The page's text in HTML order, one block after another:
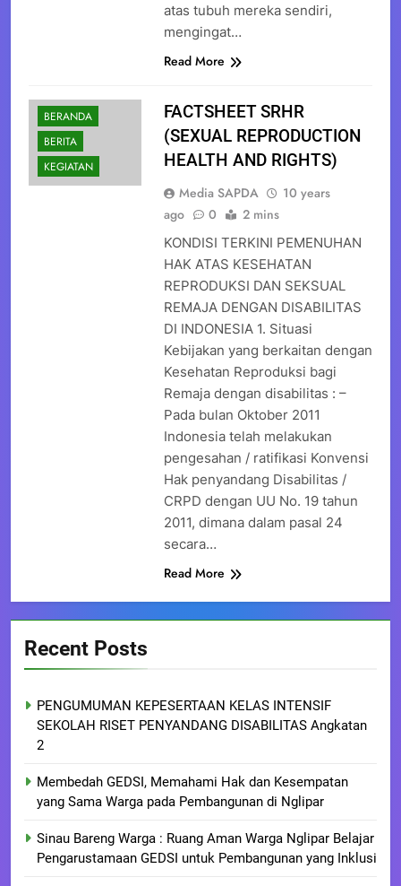
atas tubuh mereka sendiri,
mengingat…
Read More
BERANDA
BERITA
KEGIATAN
FACTSHEET SRHR
(SEXUAL REPRODUCTION
HEALTH AND RIGHTS)
Media SAPDA
10 years
ago
0 2 mins
KONDISI TERKINI PEMENUHAN
HAK ATAS KESEHATAN
REPRODUKSI DAN SEKSUAL
REMAJA DENGAN DISABILITAS
DI INDONESIA 1. Situasi
Kebijakan yang berkaitan dengan
Kesehatan Reproduksi bagi
Remaja dengan disabilitas : –
Pada bulan Oktober 2011
Indonesia telah melakukan
pengesahan / ratifikasi Konvensi
Hak penyandang Disabilitas /
CRPD dengan UU No. 19 tahun
2011, dimana dalam pasal 24
secara…
Read More
Recent Posts
PENGUMUMAN KEPESERTAAN KELAS INTENSIF
SEKOLAH RISET PENYANDANG DISABILITAS Angkatan
2
Membedah GEDSI, Memahami Hak dan Kesempatan
yang Sama Warga pada Pembangunan di Nglipar
Sinau Bareng Warga : Ruang Aman Warga Nglipar Belajar
Pengarustamaan GEDSI untuk Pembangunan yang Inklusi